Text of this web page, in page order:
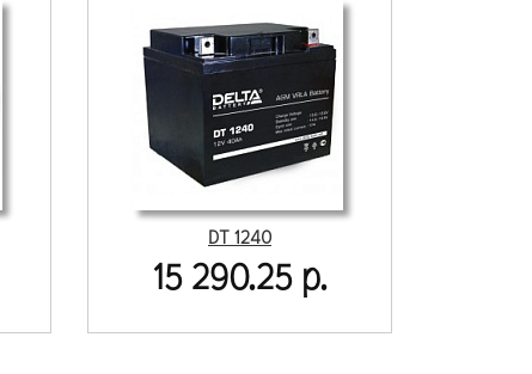
DT 1240
15 290.25 р.